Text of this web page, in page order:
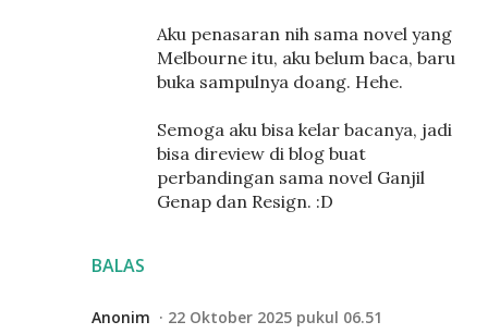
BALAS
Aku penasaran nih sama novel yang
Melbourne itu, aku belum baca, baru
buka sampulnya doang. Hehe.
Semoga aku bisa kelar bacanya, jadi
bisa direview di blog buat
perbandingan sama novel Ganjil
Genap dan Resign. :D
Anonim 22 Oktober 2025 pukul 06.51